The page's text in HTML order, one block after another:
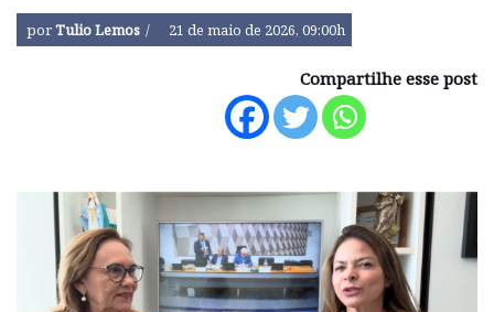
porTulio Lemos 21 de maio de 2026, 09:00h
Compartilhe esse post